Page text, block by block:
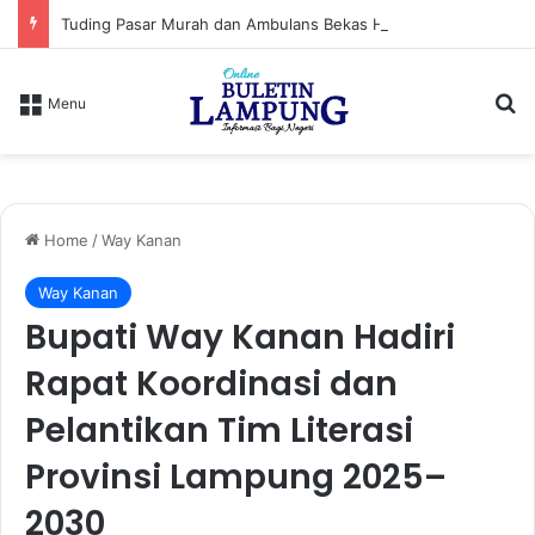
Menu
Home /Way Kanan
Way Kanan
Bupati Way Kanan Hadiri
Rapat Koordinasi dan
Pelantikan Tim Literasi
Provinsi Lampung 2025–
2030